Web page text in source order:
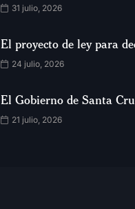
31 julio, 2026
El proyecto de ley para
24 julio, 2026
El Gobierno de Santa
21 julio, 2026